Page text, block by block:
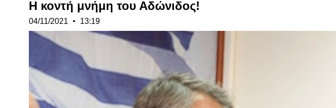
Η κοντή μνήμη του Αδώνιδος!
04/11/2021 13:19